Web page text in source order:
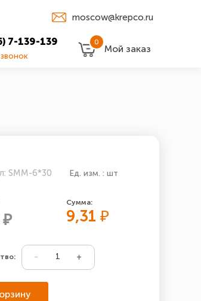
moscow@krepco.ru
7-139-139
звонок
0
Мой заказ
SMM-6*30 Ед. изм. : шт
₽
Сумма:
9,31₽